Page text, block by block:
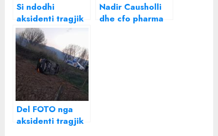
Si ndodhi
aksidenti tragjik
në Tiranë-Durrës
ku humbi jetën
28-vjeçari
Nadir Causholli
dhe cfo pharma
Del FOTO nga
aksidenti tragjik